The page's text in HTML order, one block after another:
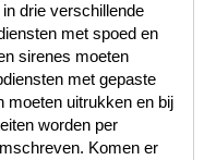
drie verschillende
met spoed en
sirenes moeten
met gepaste
moeten uitrukken en bij
worden per
Komen er